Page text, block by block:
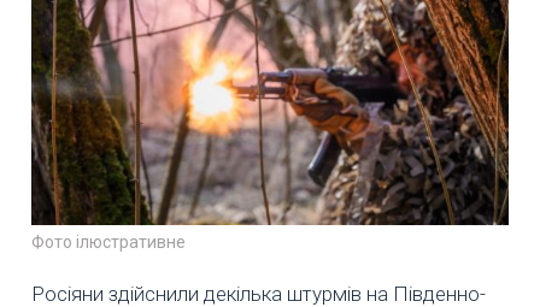
Фото ілюстративне
Росіяни здійснили декілька штурмів на Південно-